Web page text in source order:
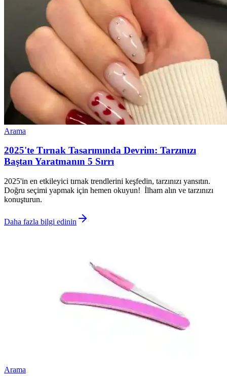
Arama
2025'te Tırnak Tasarımında Devrim: Tarzınızı
Baştan Yaratmanın 5 Sırrı
2025'in en etkileyici tırnak trendlerini keşfedin, tarzınızı yansıtın.
Doğru seçimi yapmak için hemen okuyun! İlham alın ve tarzınızı
konuşturun.
Daha fazla bilgi edinin
Arama